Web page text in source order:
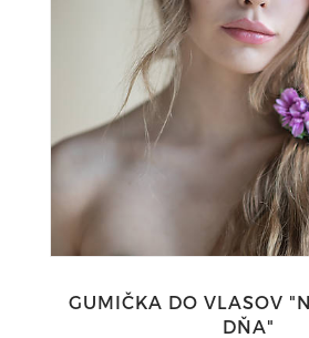
GUMIČKA DO VLASOV
DŇA"